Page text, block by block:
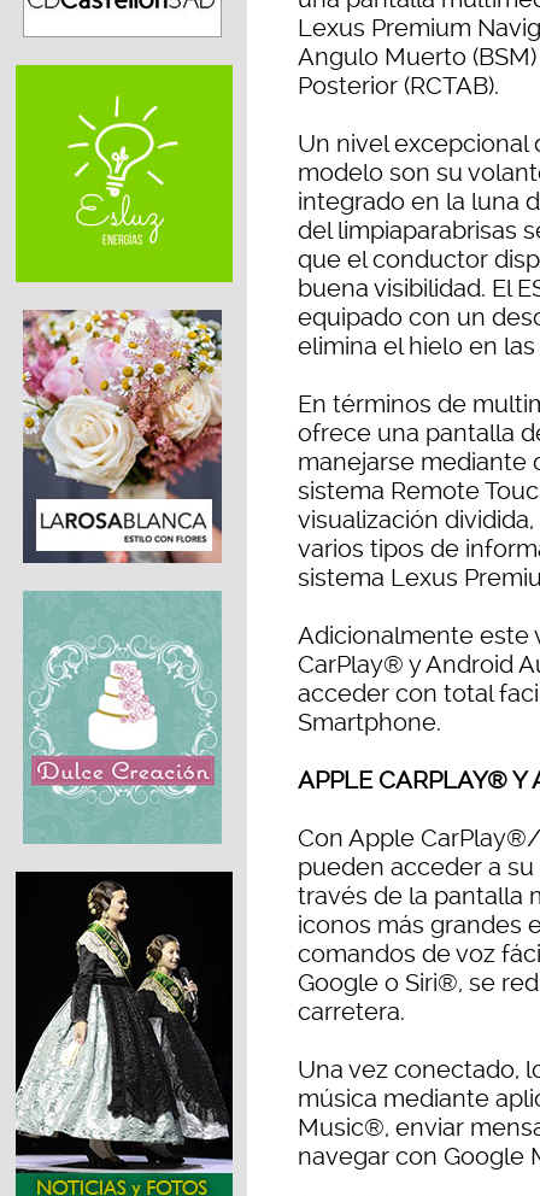
Lexus Premium
Angulo Muerto
Posterior (RCTAB).
Un nivel excepcional
modelo son su
integrado en la luna
del limpiaparabrisas
que el conductor
buena visibilidad. El
equipado con un
elimina el hielo en
En términos de
ofrece una pantalla
manejarse mediante
sistema Remote
visualización
varios tipos de
sistema Lexus
Adicionalmente este
CarPlay® y Android
acceder con total
Smartphone.
APPLE CARPLAY® Y
Con Apple
pueden acceder a
través de la pantalla
iconos más grandes
comandos de voz
Google o Siri®, se
carretera.
Una vez conectado,
música mediante
Music®, enviar
navegar con Google